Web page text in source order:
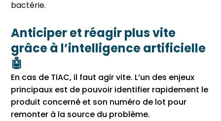
bactérie.
Anticiper et réagir plus vite
grâce à l’intelligence artificielle
🤖
En cas de TIAC, il faut agir vite. L’un des enjeux
principaux est de pouvoir identifier rapidement le
produit concerné et son numéro de lot pour
remonter à la source du problème.